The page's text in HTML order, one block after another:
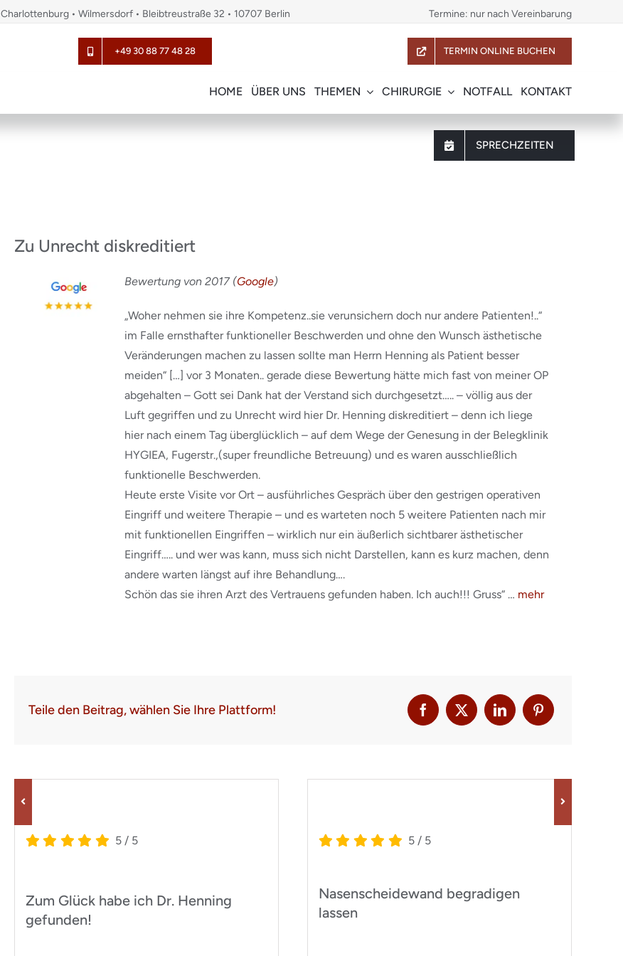
Charlottenburg • Wilmersdorf • Bleibtreustraße 32 • 10707 Berlin Termine: nur nach Vereinbarung
+49 30 88 77 48 28 TERMIN ONLINE BUCHEN
HOME ÜBER UNS THEMEN CHIRURGIE NOTFALL KONTAKT
SPRECHZEITEN
Zu Unrecht diskreditiert
Bewertung von 2017 (Google)
„Woher nehmen sie ihre Kompetenz..sie verunsichern doch nur andere Patienten!..“
im Falle ernsthafter funktioneller Beschwerden und ohne den Wunsch ästhetische
Veränderungen machen zu lassen sollte man Herrn Henning als Patient besser
meiden“ […] vor 3 Monaten.. gerade diese Bewertung hätte mich fast von meiner OP
abgehalten – Gott sei Dank hat der Verstand sich durchgesetzt….. – völlig aus der
Luft gegriffen und zu Unrecht wird hier Dr. Henning diskreditiert – denn ich liege
hier nach einem Tag überglücklich – auf dem Wege der Genesung in der Belegklinik
HYGIEA, Fugerstr.,(super freundliche Betreuung) und es waren ausschließlich
funktionelle Beschwerden.
Heute erste Visite vor Ort – ausführliches Gespräch über den gestrigen operativen
Eingriff und weitere Therapie – und es warteten noch 5 weitere Patienten nach mir
mit funktionellen Eingriffen – wirklich nur ein äußerlich sichtbarer ästhetischer
Eingriff….. und wer was kann, muss sich nicht Darstellen, kann es kurz machen, denn
andere warten längst auf ihre Behandlung….
Schön das sie ihren Arzt des Vertrauens gefunden haben. Ich auch!!! Gruss“ … mehr
Teile den Beitrag, wählen Sie Ihre Plattform!
5 / 5
Zum Glück habe ich Dr. Henning
gefunden!
5 / 5
Nasenscheidewand begradigen
lassen